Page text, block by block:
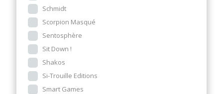
Schmidt
Scorpion Masqué
Sentosphère
Sit Down !
Shakos
Si-Trouille Editions
Smart Games